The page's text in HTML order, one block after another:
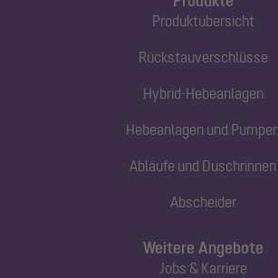
Produktübersicht
Rückstauverschlüsse
Hybrid-Hebeanlagen
Hebeanlagen und Pumpen
Abläufe und Duschrinnen
Abscheider
Weitere Angebote
Jobs & Karriere